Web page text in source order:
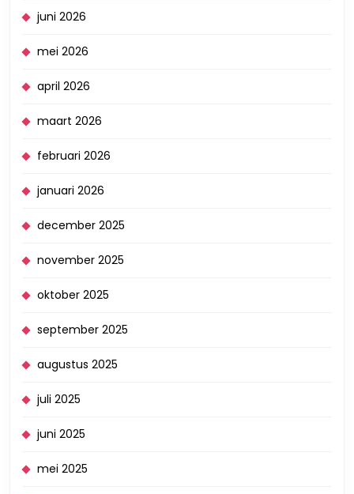
juni 2026
mei 2026
april 2026
maart 2026
februari 2026
januari 2026
december 2025
november 2025
oktober 2025
september 2025
augustus 2025
juli 2025
juni 2025
mei 2025